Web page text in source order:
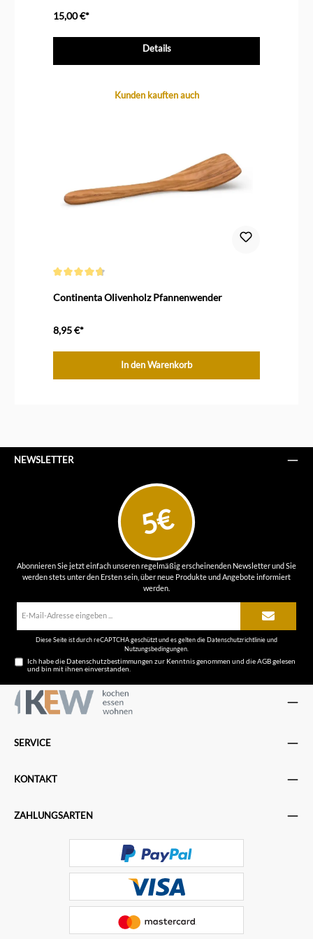
15,00 €*
Details
Produktgalerie überspringenKunden kauften auch
Continenta Olivenholz Pfannenwender
8,95 €*
In den Warenkorb
NEWSLETTER
5€
Abonnieren Sie jetzt einfach unseren regelmäßig erscheinenden Newsletter und Sie
werden stets unter den Ersten sein, über neue Produkte und Angebote informiert
werden.
Diese Seite ist durch reCAPTCHA geschützt und es gelten dieDatenschutzrichtlinieund
Nutzungsbedingungen
Ich habe dieDatenschutzbestimmungen zur Kenntnis genommen und dieAGBgelesen
und bin mit ihnen einverstanden.
SERVICE
KONTAKT
ZAHLUNGSARTEN